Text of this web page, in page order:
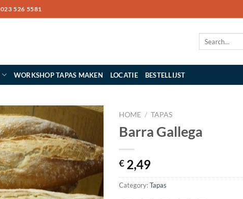
023 526 5581
WORKSHOP TAPAS MAKEN LOCATIE BESTELLIJST
HOME / TAPAS
Barra Gallega
€ 2,49
Category:Tapas